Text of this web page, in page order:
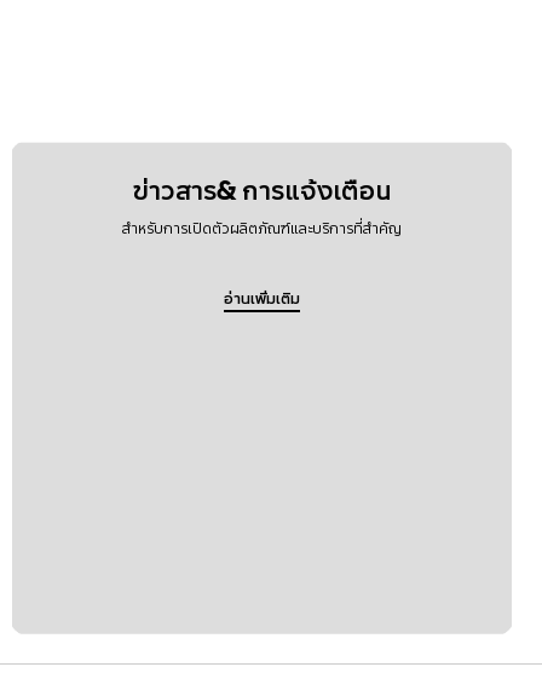
ข่าวสาร& การแจ้งเตือน
สำหรับการเปิดตัวผลิตภัณฑ์และบริการที่สำคัญ
อ่านเพิ่มเติม